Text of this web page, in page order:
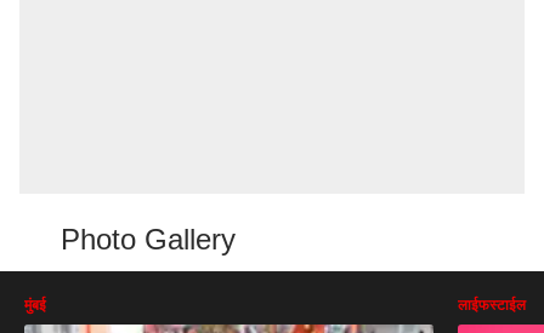
Photo Gallery
मुंबई लाईफस्टाईल